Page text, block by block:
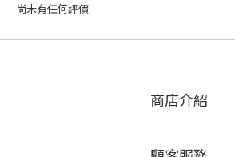
尚未有任何評價
商店介紹